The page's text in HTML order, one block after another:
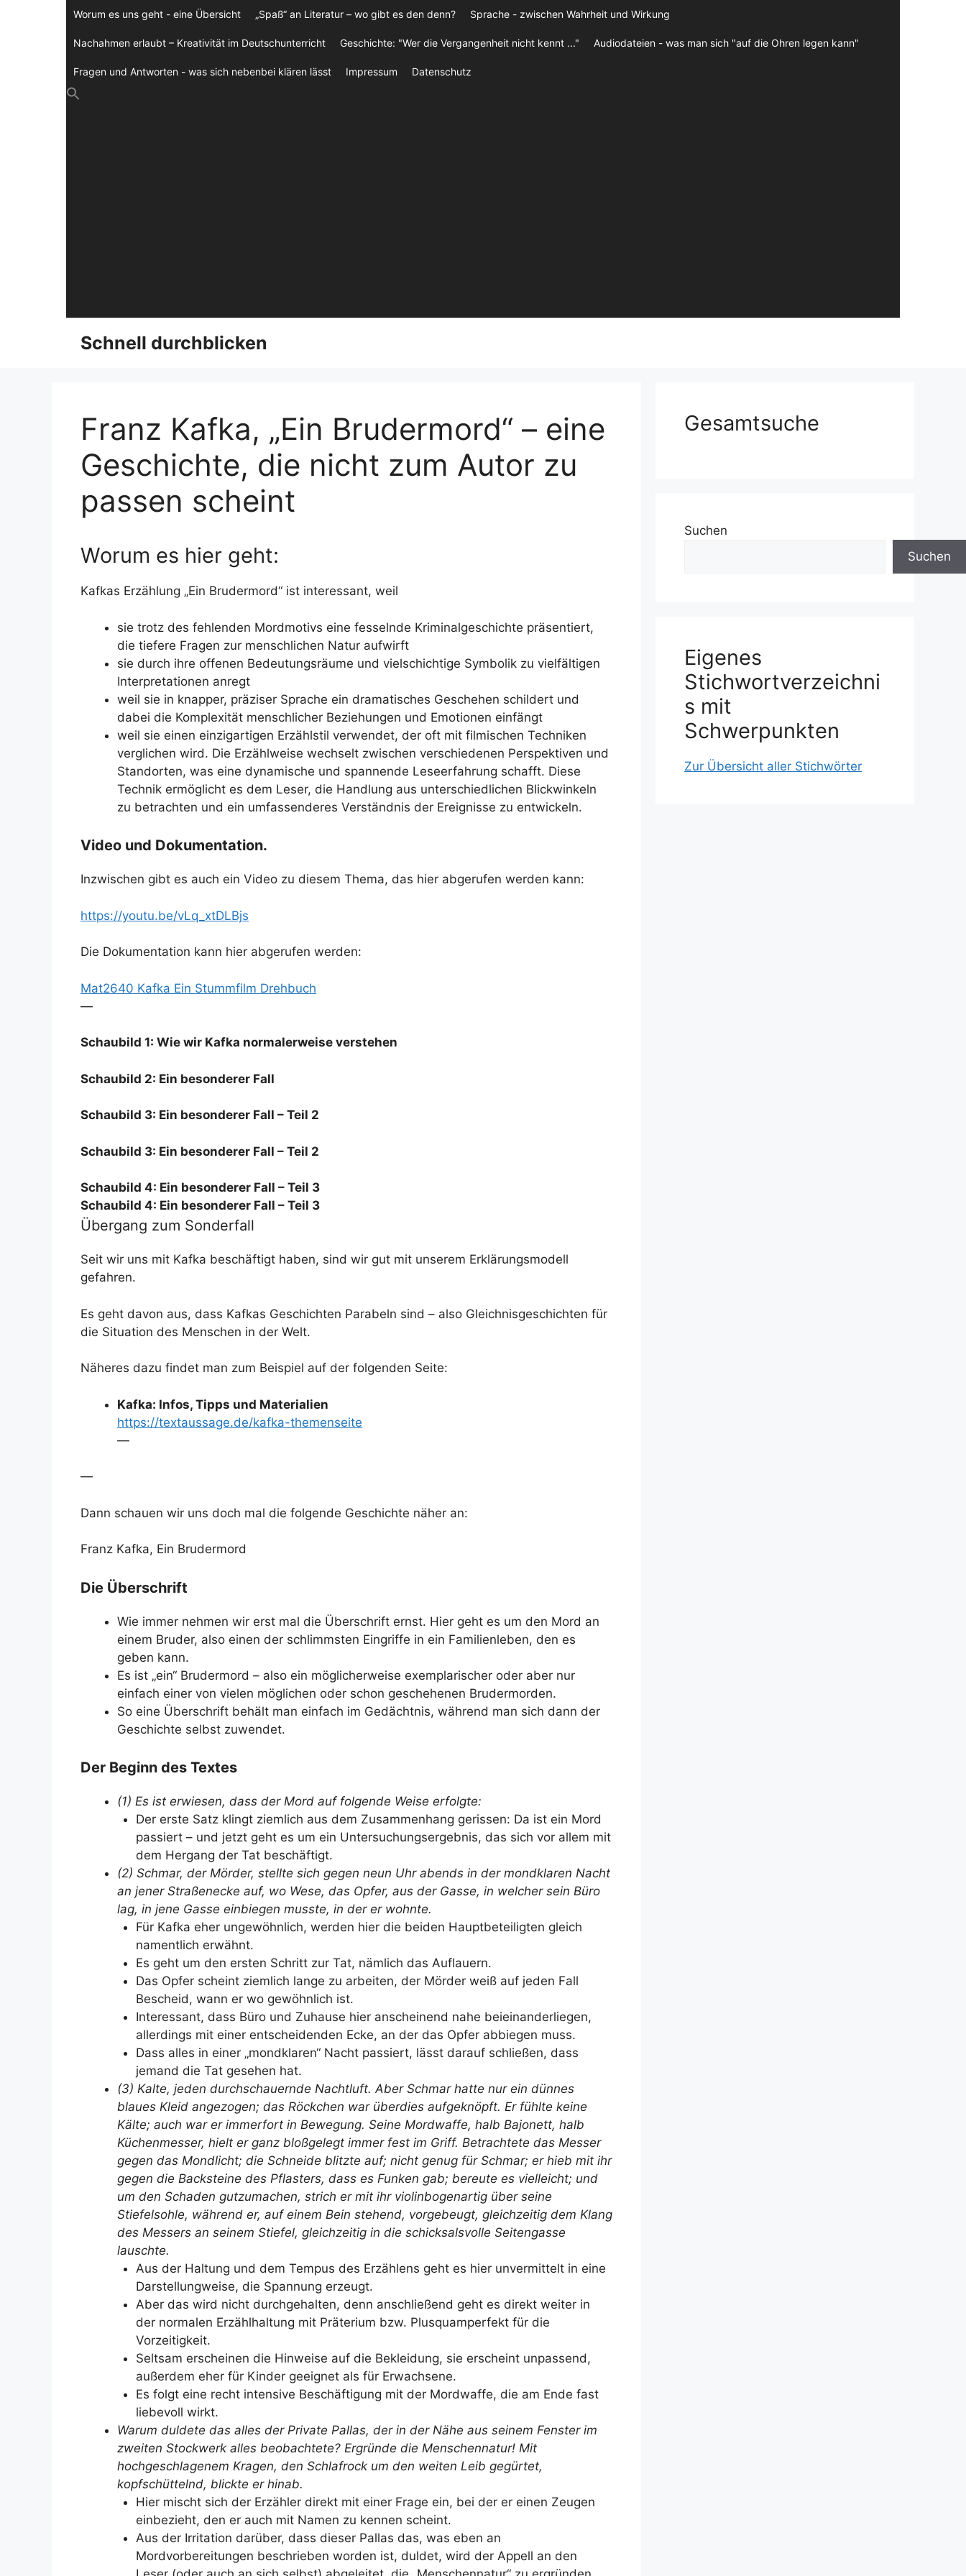
Worum es uns geht - eine Übersicht „Spaß“ an Literatur – wo gibt es den denn? Sprache - zwischen Wahrheit und Wirkung
Nachahmen erlaubt – Kreativität im Deutschunterricht Geschichte: "Wer die Vergangenheit nicht kennt ..." Audiodateien - was man sich "auf die Ohren legen kann"
Fragen und Antworten - was sich nebenbei klären lässt Impressum Datenschutz
Schnell durchblicken
Franz Kafka, „Ein Brudermord“ – eine
Geschichte, die nicht zum Autor zu
passen scheint
Worum es hier geht:
Kafkas Erzählung „Ein Brudermord“ ist interessant, weil
sie trotz des fehlenden Mordmotivs eine fesselnde Kriminalgeschichte präsentiert,
die tiefere Fragen zur menschlichen Natur aufwirft
sie durch ihre offenen Bedeutungsräume und vielschichtige Symbolik zu vielfältigen
Interpretationen anregt
weil sie in knapper, präziser Sprache ein dramatisches Geschehen schildert und
dabei die Komplexität menschlicher Beziehungen und Emotionen einfängt
weil sie einen einzigartigen Erzählstil verwendet, der oft mit filmischen Techniken
verglichen wird. Die Erzählweise wechselt zwischen verschiedenen Perspektiven und
Standorten, was eine dynamische und spannende Leseerfahrung schafft. Diese
Technik ermöglicht es dem Leser, die Handlung aus unterschiedlichen Blickwinkeln
zu betrachten und ein umfassenderes Verständnis der Ereignisse zu entwickeln.
Video und Dokumentation.
Inzwischen gibt es auch ein Video zu diesem Thema, das hier abgerufen werden kann:
https://youtu.be/vLq_xtDLBjs
Die Dokumentation kann hier abgerufen werden:
Mat2640 Kafka Ein Stummfilm Drehbuch
—
Schaubild 1: Wie wir Kafka normalerweise verstehen
Schaubild 2: Ein besonderer Fall
Schaubild 3: Ein besonderer Fall – Teil 2
Schaubild 3: Ein besonderer Fall – Teil 2
Schaubild 4: Ein besonderer Fall – Teil 3
Schaubild 4: Ein besonderer Fall – Teil 3
Übergang zum Sonderfall
Seit wir uns mit Kafka beschäftigt haben, sind wir gut mit unserem Erklärungsmodell
gefahren.
Es geht davon aus, dass Kafkas Geschichten Parabeln sind – also Gleichnisgeschichten für
die Situation des Menschen in der Welt.
Näheres dazu findet man zum Beispiel auf der folgenden Seite:
Kafka: Infos, Tipps und Materialien
https://textaussage.de/kafka-themenseite
—
—
Dann schauen wir uns doch mal die folgende Geschichte näher an:
Franz Kafka, Ein Brudermord
Die Überschrift
Wie immer nehmen wir erst mal die Überschrift ernst. Hier geht es um den Mord an
einem Bruder, also einen der schlimmsten Eingriffe in ein Familienleben, den es
geben kann.
Es ist „ein“ Brudermord – also ein möglicherweise exemplarischer oder aber nur
einfach einer von vielen möglichen oder schon geschehenen Brudermorden.
So eine Überschrift behält man einfach im Gedächtnis, während man sich dann der
Geschichte selbst zuwendet.
Der Beginn des Textes
(1) Es ist erwiesen, dass der Mord auf folgende Weise erfolgte:
Der erste Satz klingt ziemlich aus dem Zusammenhang gerissen: Da ist ein Mord
passiert – und jetzt geht es um ein Untersuchungsergebnis, das sich vor allem mit
dem Hergang der Tat beschäftigt.
(2) Schmar, der Mörder, stellte sich gegen neun Uhr abends in der mondklaren Nacht
an jener Straßenecke auf, wo Wese, das Opfer, aus der Gasse, in welcher sein Büro
lag, in jene Gasse einbiegen musste, in der er wohnte.
Für Kafka eher ungewöhnlich, werden hier die beiden Hauptbeteiligten gleich
namentlich erwähnt.
Es geht um den ersten Schritt zur Tat, nämlich das Auflauern.
Das Opfer scheint ziemlich lange zu arbeiten, der Mörder weiß auf jeden Fall
Bescheid, wann er wo gewöhnlich ist.
Interessant, dass Büro und Zuhause hier anscheinend nahe beieinanderliegen,
allerdings mit einer entscheidenden Ecke, an der das Opfer abbiegen muss.
Dass alles in einer „mondklaren“ Nacht passiert, lässt darauf schließen, dass
jemand die Tat gesehen hat.
(3) Kalte, jeden durchschauernde Nachtluft. Aber Schmar hatte nur ein dünnes
blaues Kleid angezogen; das Röckchen war überdies aufgeknöpft. Er fühlte keine
Kälte; auch war er immerfort in Bewegung. Seine Mordwaffe, halb Bajonett, halb
Küchenmesser, hielt er ganz bloßgelegt immer fest im Griff. Betrachtete das Messer
gegen das Mondlicht; die Schneide blitzte auf; nicht genug für Schmar; er hieb mit ihr
gegen die Backsteine des Pflasters, dass es Funken gab; bereute es vielleicht; und
um den Schaden gutzumachen, strich er mit ihr violinbogenartig über seine
Stiefelsohle, während er, auf einem Bein stehend, vorgebeugt, gleichzeitig dem Klang
des Messers an seinem Stiefel, gleichzeitig in die schicksalsvolle Seitengasse
lauschte.
Aus der Haltung und dem Tempus des Erzählens geht es hier unvermittelt in eine
Darstellungweise, die Spannung erzeugt.
Aber das wird nicht durchgehalten, denn anschließend geht es direkt weiter in
der normalen Erzählhaltung mit Präterium bzw. Plusquamperfekt für die
Vorzeitigkeit.
Seltsam erscheinen die Hinweise auf die Bekleidung, sie erscheint unpassend,
außerdem eher für Kinder geeignet als für Erwachsene.
Es folgt eine recht intensive Beschäftigung mit der Mordwaffe, die am Ende fast
liebevoll wirkt.
Warum duldete das alles der Private Pallas, der in der Nähe aus seinem Fenster im
zweiten Stockwerk alles beobachtete? Ergründe die Menschennatur! Mit
hochgeschlagenem Kragen, den Schlafrock um den weiten Leib gegürtet,
kopfschüttelnd, blickte er hinab.
Hier mischt sich der Erzähler direkt mit einer Frage ein, bei der er einen Zeugen
einbezieht, den er auch mit Namen zu kennen scheint.
Aus der Irritation darüber, dass dieser Pallas das, was eben an
Mordvorbereitungen beschrieben worden ist, duldet, wird der Appell an den
Gesamtsuche
Suchen
Suchen
Eigenes
Stichwortverzeichni
s mit
Schwerpunkten
Zur Übersicht aller Stichwörter